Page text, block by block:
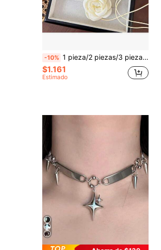
-10% 1 pieza/2 piezas/3 piezas/4 piezas Collar con flor de rosa, collar gargantilla floral para mujer, cadena de cuello de cuerda de cera con flor de camelia
$1.161
Estimado